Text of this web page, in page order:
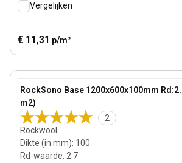
Vergelijken
€ 11,31 p/m²
RockSono Base 1200x600x100mm
m2)
2
Rockwool
Dikte (in mm): 100
Rd-waarde: 2.7
View product